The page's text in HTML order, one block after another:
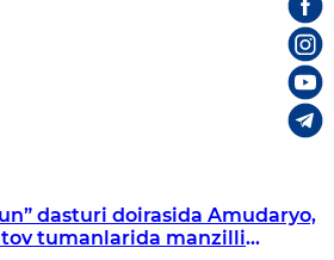
dasturi doirasida Amudaryo,
tumanlarida manzilli